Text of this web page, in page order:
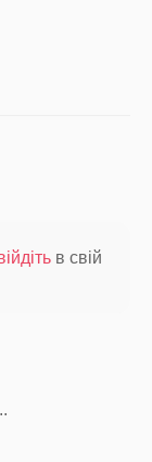
в свій